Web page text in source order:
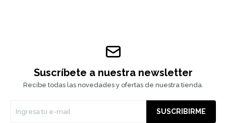
Suscríbete a nuestra newsletter
Recibe todas las novedades y ofertas de nuestra tienda.
SUSCRIBIRME